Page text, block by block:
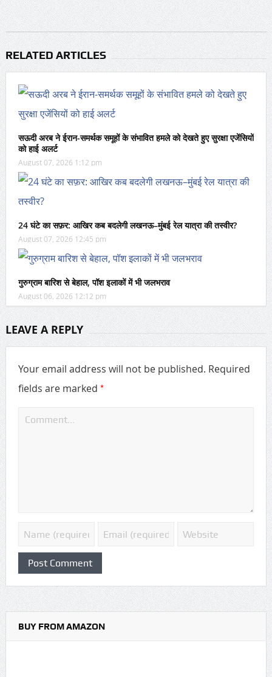
RELATED ARTICLES
सऊदी अरब ने ईरान-समर्थक समूहों के संभावित हमले को देखते हुए सुरक्षा एजेंसियों
को हाई अलर्ट
August 07, 2026 1:12 pm
24 घंटे का सफ़र: आखिर कब बदलेगी लखनऊ–मुंबई रेल यात्रा की तस्वीर?
August 07, 2026 12:45 pm
गुरुग्राम बारिश से बेहाल, पॉश इलाकों में भी जलभराव
August 06, 2026 12:12 pm
LEAVE A REPLY
Your email address will not be published. Required
fields are marked *
BUY FROM AMAZON